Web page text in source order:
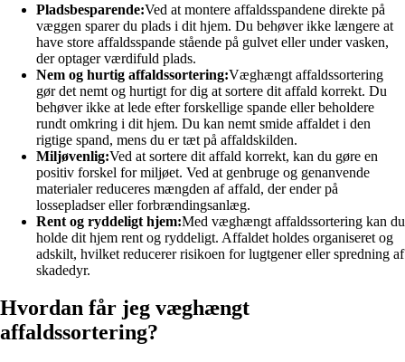
Pladsbesparende:Ved at montere affaldsspandene direkte på
væggen sparer du plads i dit hjem. Du behøver ikke længere at
have store affaldsspande stående på gulvet eller under vasken,
der optager værdifuld plads.
Nem og hurtig affaldssortering:Væghængt affaldssortering
gør det nemt og hurtigt for dig at sortere dit affald korrekt. Du
behøver ikke at lede efter forskellige spande eller beholdere
rundt omkring i dit hjem. Du kan nemt smide affaldet i den
rigtige spand, mens du er tæt på affaldskilden.
Miljøvenlig:Ved at sortere dit affald korrekt, kan du gøre en
positiv forskel for miljøet. Ved at genbruge og genanvende
materialer reduceres mængden af affald, der ender på
lossepladser eller forbrændingsanlæg.
Rent og ryddeligt hjem:Med væghængt affaldssortering kan du
holde dit hjem rent og ryddeligt. Affaldet holdes organiseret og
adskilt, hvilket reducerer risikoen for lugtgener eller spredning af
skadedyr.
Hvordan får jeg væghængt
affaldssortering?